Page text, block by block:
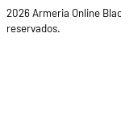
2026 Armeria Online
reservados.